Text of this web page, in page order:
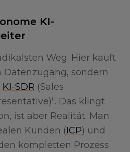
KI-
Weg. Hier kauft
sondern
KI-SDR (Sales
Das klingt
ist aber Realität. Man
Kunden (ICP) und
kompletten Prozess